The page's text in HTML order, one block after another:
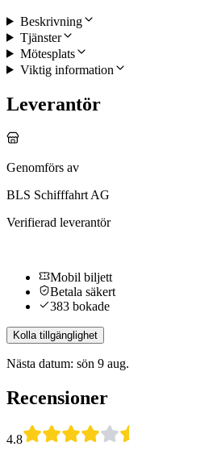
Beskrivning
Tjänster
Mötesplats
Viktig information
Leverantör
Genomförs av
BLS Schifffahrt AG
Verifierad leverantör
Mobil biljett
Betala säkert
383 bokade
Kolla tillgänglighet
Nästa datum: sön 9 aug.
Recensioner
4.8